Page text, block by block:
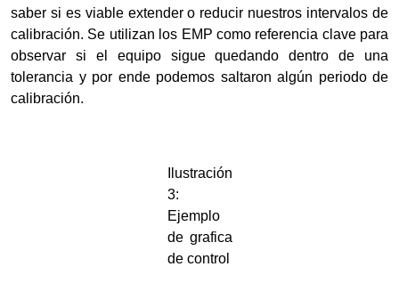
saber si es viable extender o reducir nuestros intervalos de
calibración. Se utilizan los EMP como referencia clave para
observar si el equipo sigue quedando dentro de una
tolerancia y por ende podemos saltaron algún periodo de
calibración.
Ilustración
3:
Ejemplo
de grafica
de control